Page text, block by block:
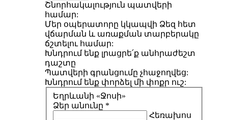
Շնորհակալություն պատվերի
համար:
Մեր օպերատորը կկապվի Ձեզ հետ
վճարման և առաքման տարբերակը
ճշտելու համար:
Խնդրում ենք լրացրե՛ք անհրաժեշտ
դաշտը
Պատվերի գրանցումը չհաջողվեց:
Խնդրում ենք փորձել մի փոքր ուշ:
Եղրևանի «Ջոսի»
Ձեր անունը *
Հեռախոս